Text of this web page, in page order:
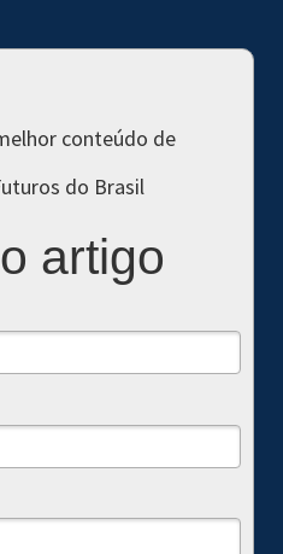
conteúdo de
do Brasil
artigo